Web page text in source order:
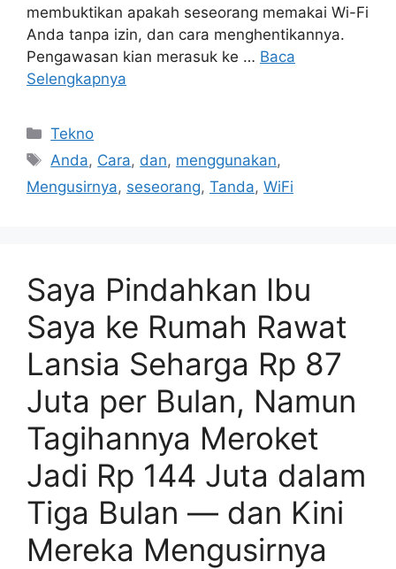
membuktikan apakah seseorang memakai Wi-Fi
Anda tanpa izin, dan cara menghentikannya.
Pengawasan kian merasuk ke … Baca
Selengkapnya
Kategori
Tekno
Tag
Anda, Cara, dan, menggunakan,
Mengusirnya, seseorang, Tanda, WiFi
Saya Pindahkan Ibu
Saya ke Rumah Rawat
Lansia Seharga Rp 87
Juta per Bulan, Namun
Tagihannya Meroket
Jadi Rp 144 Juta dalam
Tiga Bulan — dan Kini
Mereka Mengusirnya